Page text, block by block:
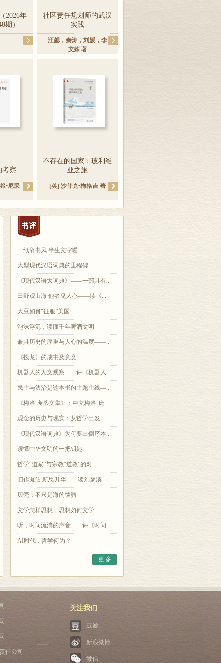
2026年
期）
社区责任规划师的武汉
实践
汪勰 ， 秦涛 ， 刘媛 ， 李
文姝著
考察
•尼采
不存在的国家：玻利维
亚之旅
[英] 沙菲克•梅格吉 著
一纸辞书风 半生文字暖
大型现代汉语词典的里程碑
《现代汉语大词典》——一部具有...
田野观山海 他者见人心——读《...
大豆如何“征服”美国
泡沫浮沉，读懂千年啤酒文明
兼具历史的厚重与人心的温度——...
《投龙》的成书及意义
机器人的人文观察——评《机器人...
民主与法治是这本书的主题主线—...
《梅洛-庞蒂文集》：中文梅洛-庞...
观念的历史与现实：从哲学出发—...
《现代汉语词典》为何要出倒序本...
读懂中华文明的一把钥匙
哲学“道家”与宗教“道教”的对...
旧作凝结 新思升华——读刘梦溪...
贝壳：不只是海的馈赠
文学怎样思想，思想如何文学
听，时间流淌的声音——评《时间...
AI时代，哲学何为？
更 多
任公司
关注我们
豆瓣
新浪微博
微信